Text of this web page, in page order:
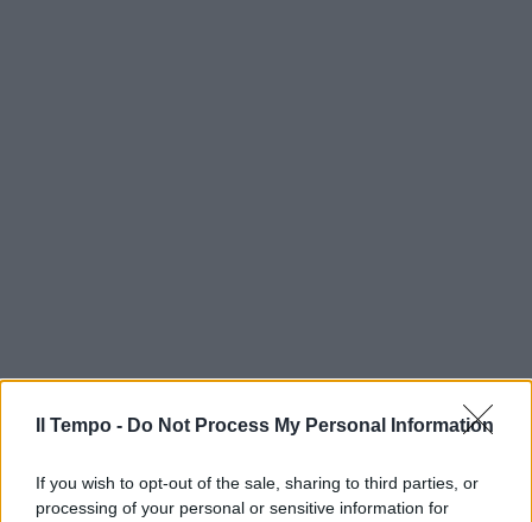
Il Tempo - Do Not Process My Personal Information
If you wish to opt-out of the sale, sharing to third parties, or
processing of your personal or sensitive information for